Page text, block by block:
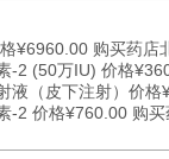
¥6960.00 购买药
-2 (50万IU) 价格
液（皮下注射）价
-2 价格¥760.00 购